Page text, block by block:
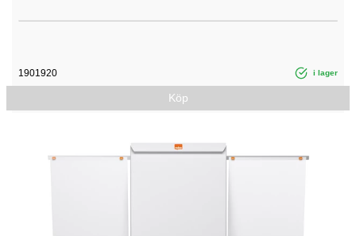
1901920 i lager
Köp